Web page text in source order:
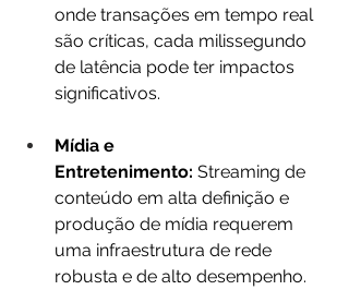
onde transações em tempo real
são críticas, cada milissegundo
de latência pode ter impactos
significativos.
Mídia e
Entretenimento: Streaming de
conteúdo em alta definição e
produção de mídia requerem
uma infraestrutura de rede
robusta e de alto desempenho.